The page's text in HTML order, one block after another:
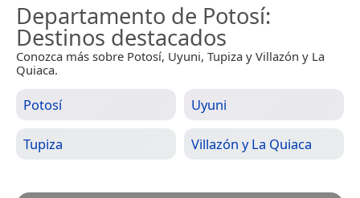
Departamento de Potosí:
Destinos destacados
Conozca más sobre Potosí, Uyuni, Tupiza y Villazón y La
Quiaca.
Potosí Uyuni
Tupiza Villazón y La Quiaca